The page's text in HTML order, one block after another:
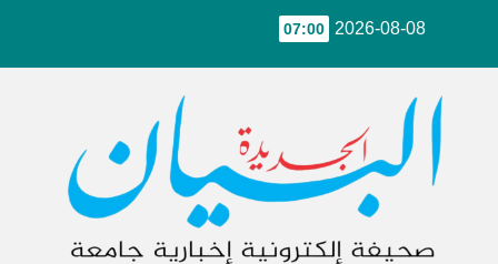
2026-08-08
07:00